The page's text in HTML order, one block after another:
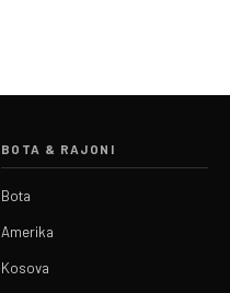
BOTA & RAJONI
Bota
Amerika
Kosova